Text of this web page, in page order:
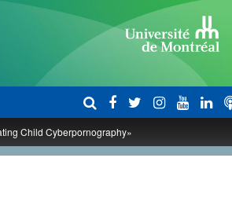
Child Cyberpornography»